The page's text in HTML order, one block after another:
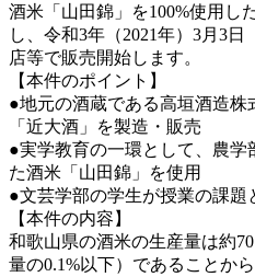
酒米「山田錦」を100%使用し
し、令和3年（2021年）3月3
店等で販売開始します。
【本件のポイント】
●地元の酒蔵である高垣酒造
「近大酒」を製造・販売
●実学教育の一環として、農学
た酒米「山田錦」を使用
●文芸学部の学生が授業の課題
【本件の内容】
和歌山県の酒米の生産量は約
量の0.1%以下）であることか